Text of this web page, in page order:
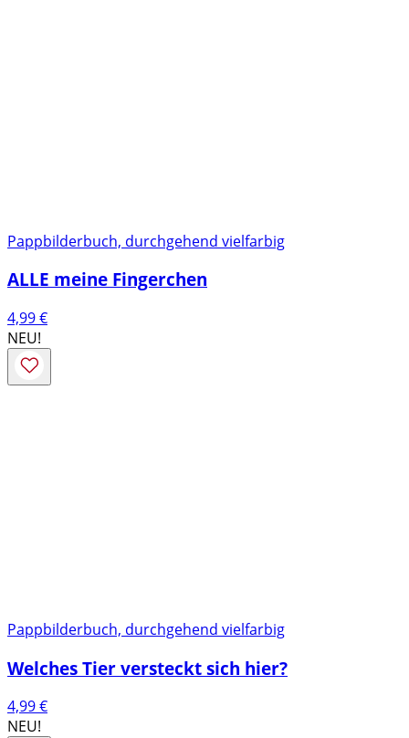
Pappbilderbuch, durchgehend vielfarbig
ALLE meine Fingerchen
4,99€
NEU!
Pappbilderbuch, durchgehend vielfarbig
Welches Tier versteckt sich hier?
4,99€
NEU!